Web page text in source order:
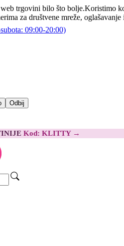
trgovini bilo što bolje.Koristimo
za društvene mreže,
Odbij
09:00-20:00)
Kod: KLITTY →